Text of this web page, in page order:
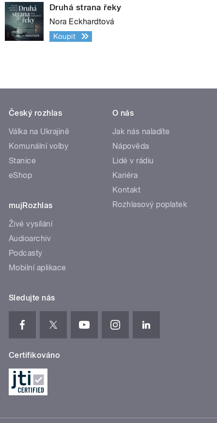
Druhá strana řeky
Nora Eckhardtová
Koupit
Český rozhlas
Válka na Ukrajině
Komunální volby
Stanice
eShop
mujRozhlas
Živé vysílání
Audioarchiv
Podcasty
Mobilní aplikace
O nás
Jak nás naladíte
Nápověda
Lidé v rádiu
Kariéra
Kontakt
Rozhlasový poplatek
Sledujte nás
Certifikováno